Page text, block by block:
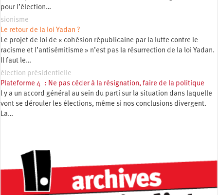
pour l’élection…
sionisme
Le retour de la loi Yadan ?
Le projet de loi de « cohésion républicaine par la lutte contre le
racisme et l’antisémitisme » n’est pas la résurrection de la loi Yadan.
Il faut le…
élection présidentielle
Plateforme 4 : Ne pas céder à la résignation, faire de la politique
l y a un accord général au sein du parti sur la situation dans laquelle
vont se dérouler les élections, même si nos conclusions divergent.
La…